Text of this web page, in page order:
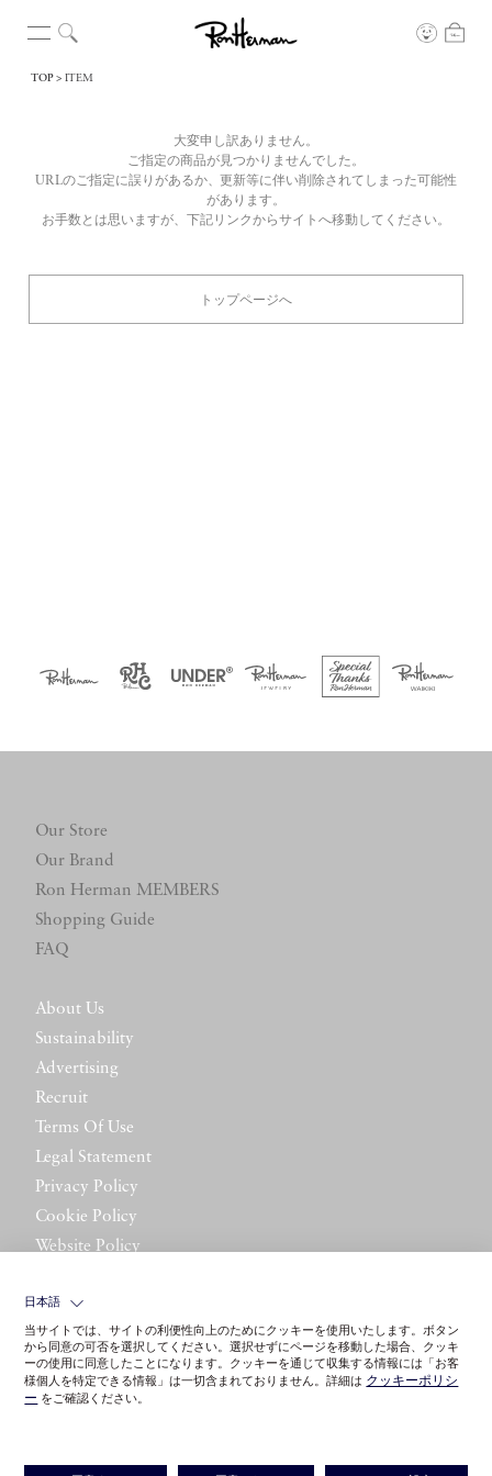
TOP ITEM
大変申し訳ありません。
ご指定の商品が見つかりませんでした。
URLのご指定に誤りがあるか、更新等に伴い削除されてしまった可能性
があります。
お手数とは思いますが、下記リンクからサイトへ移動してください。
トップページへ
Our Store
Our Brand
Ron Herman MEMBERS
Shopping Guide
FAQ
About Us
Sustainability
Advertising
Recruit
Terms Of Use
Legal Statement
Privacy Policy
Cookie Policy
Website Policy
日本語
当サイトでは、サイトの利便性向上のためにクッキーを使用いたします。ボタン
から同意の可否を選択してください。選択せずにページを移動した場合、クッキ
ーの使用に同意したことになります。クッキーを通じて収集する情報には「お客
様個人を特定できる情報」は一切含まれておりません。詳細は クッキーポリシ
ー をご確認ください。